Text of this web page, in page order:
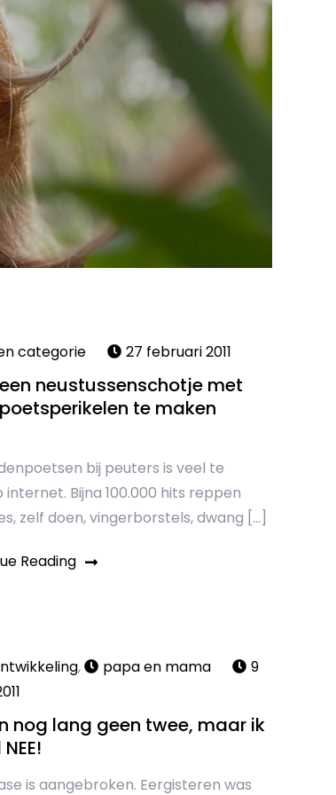
categorie 27 februari 2011
neustussenschotje met
te maken
bij peuters is veel te
internet. Bijna 100.000 hits reppen
zelf doen, vingerborstels, dwang […]
Reading
, papa en mama
9
nog lang geen twee, maar ik
is aangebroken. Eergisteren was